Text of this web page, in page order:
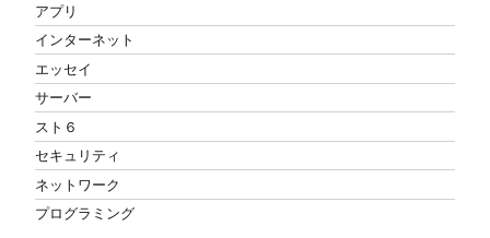
アプリ
インターネット
エッセイ
サーバー
スト６
セキュリティ
ネットワーク
プログラミング